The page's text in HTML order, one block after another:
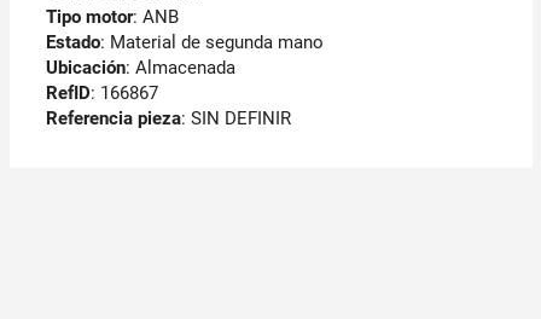
Tipo motor: ANB
Estado: Material de segunda mano
Ubicación: Almacenada
RefID: 166867
Referencia pieza: SIN DEFINIR